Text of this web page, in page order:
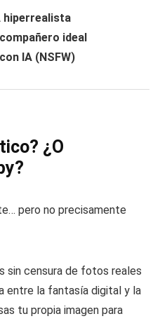
hiperrealista
ideal
IA (NSFW)
¿O
pero no precisamente
sin censura de fotos reales
entre la fantasía digital y la
tu propia imagen para